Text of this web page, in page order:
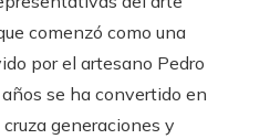
comenzó como una
por el artesano Pedro
se ha convertido en
generaciones y